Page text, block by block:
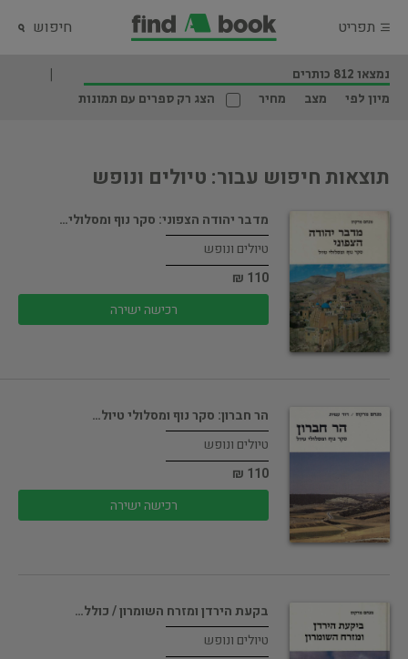
תפריט חיפוש
נמצאו 812 כותרים
מיון לפי
מצב מחיר הצג רק ספרים עם תמונות
תוצאות חיפוש עבור: טיולים ונופש
מדבר יהודה הצפוני: סקר נוף ומסלולי…
טיולים ונופש
110 ₪
רכישה ישירה
הר חברון: סקר נוף ומסלולי טיול…
טיולים ונופש
110 ₪
רכישה ישירה
בקעת הירדן ומזרח השומרון / כולל…
טיולים ונופש